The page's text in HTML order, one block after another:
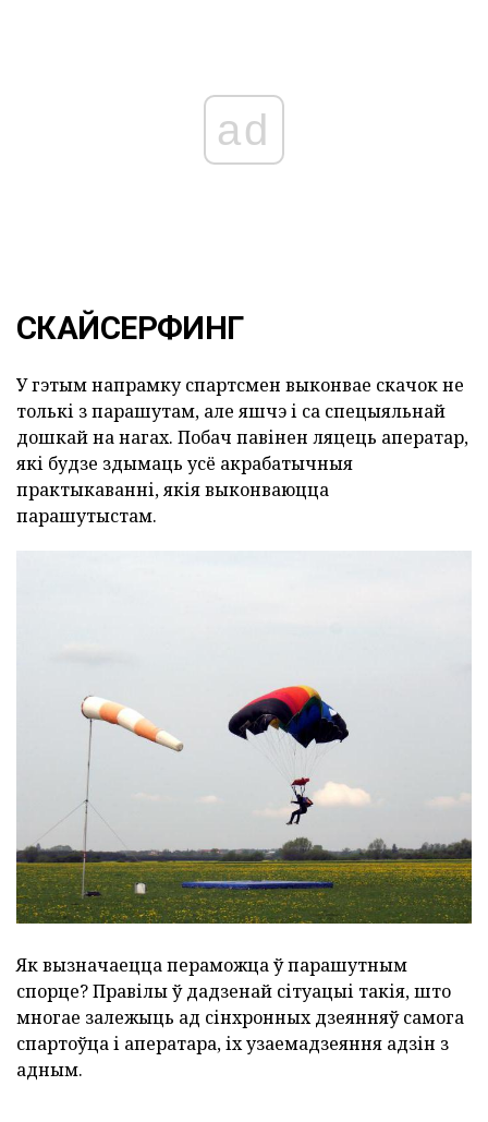
ad
СКАЙСЕРФИНГ
У гэтым напрамку спартсмен выконвае скачок не
толькі з парашутам, але яшчэ і са спецыяльнай
дошкай на нагах. Побач павінен ляцець аператар,
які будзе здымаць усё акрабатычныя
практыкаванні, якія выконваюцца
парашутыстам.
Як вызначаецца пераможца ў парашутным
спорце? Правілы ў дадзенай сітуацыі такія, што
многае залежыць ад сінхронных дзеянняў самога
спартоўца і аператара, іх узаемадзеяння адзін з
адным.